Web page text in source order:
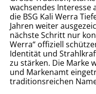
wachsendes Interesse
die BSG Kali Werra
Jahren weiter
nächste Schritt nur
Werra“ offiziell
Identität und
zu stärken. Die Marke
und Markenamt
traditionsreichen